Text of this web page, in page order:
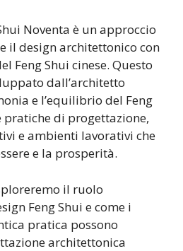
Noventa è un approccio
il design architettonico con
Feng Shui cinese. Questo
dall’architetto
e l’equilibrio del Feng
pratiche di progettazione,
e ambienti lavorativi che
e la prosperità.
il ruolo
Feng Shui e come i
pratica possono
architettonica